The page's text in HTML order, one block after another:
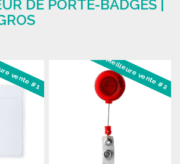
DE PORTE-BADGES |
vente #1 Meilleure vente #2